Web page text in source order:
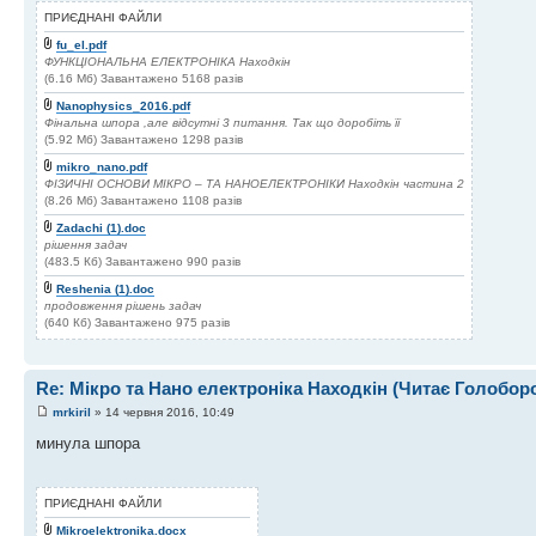
ПРИЄДНАНІ ФАЙЛИ
fu_el.pdf
ФУНКЦІОНАЛЬНА ЕЛЕКТРОНІКА Находкін
(6.16 Мб) Завантажено 5168 разів
Nanophysics_2016.pdf
Фінальна шпора ,але відсутні 3 питання. Так що доробіть її
(5.92 Мб) Завантажено 1298 разів
mikro_nano.pdf
ФІЗИЧНІ ОСНОВИ МІКРО – ТА НАНОЕЛЕКТРОНІКИ Находкін частина 2
(8.26 Мб) Завантажено 1108 разів
Zadachi (1).doc
рішення задач
(483.5 Кб) Завантажено 990 разів
Reshenia (1).doc
продовження рішень задач
(640 Кб) Завантажено 975 разів
Re: Мікро та Нано електроніка Находкін (Читає
mrkiril » 14 червня 2016, 10:49
минула шпора
ПРИЄДНАНІ ФАЙЛИ
Mikroelektronika.docx